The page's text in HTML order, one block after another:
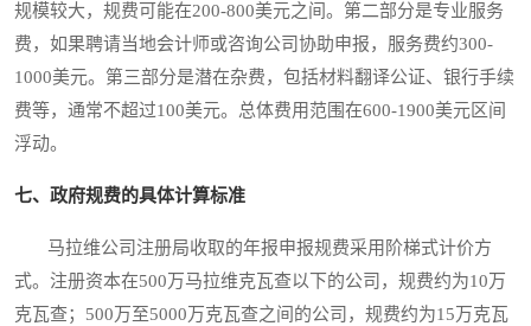
规模较大，规费可能在200-800美元之间。第二部分是专业服务
费，如果聘请当地会计师或咨询公司协助申报，服务费约300-
1000美元。第三部分是潜在杂费，包括材料翻译公证、银行手续
费等，通常不超过100美元。总体费用范围在600-1900美元区间
浮动。
七、政府规费的具体计算标准
马拉维公司注册局收取的年报申报规费采用阶梯式计价方
式。注册资本在500万马拉维克瓦查以下的公司，规费约为10万
克瓦查；500万至5000万克瓦查之间的公司，规费约为15万克瓦